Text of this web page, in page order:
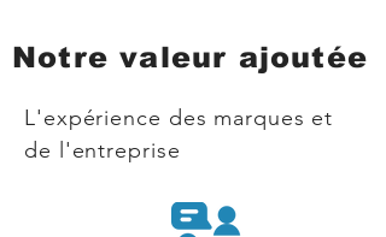
Notre valeur ajoutée
L'expérience des marques et
de l'entreprise